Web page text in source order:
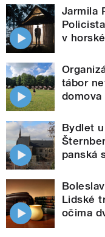
Jarmila
v
tábor
domova
Bydlet
panská
Lidské
očima